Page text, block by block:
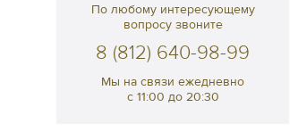
По любому интересующему
вопросу звоните
8 (812) 640-98-99
Мы на связи ежедневно
с 11:00 до 20:30